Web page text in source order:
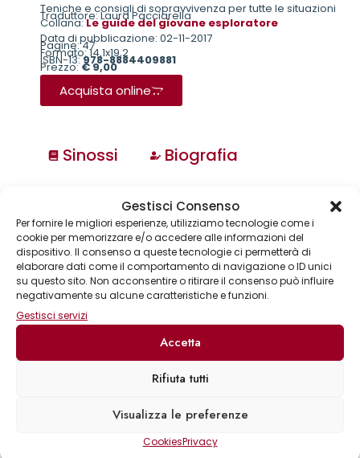
Gestisci Consenso
Per fornire le migliori esperienze, utilizziamo tecnologie come i
cookie per memorizzare e/o accedere alle informazioni del
dispositivo. Il consenso a queste tecnologie ci permetterà di
elaborare dati come il comportamento di navigazione o ID unici
su questo sito. Non acconsentire o ritirare il consenso può influire
negativamente su alcune caratteristiche e funzioni.
Gestisci servizi
Accetta
Rifiuta tutti
Visualizza le preferenze
CookiesPrivacy
Teniche e consigli di sopravvivenza per tutte le situazioni
Traduttore: Laura Pacciarella
Collana:Le guide del giovane esploratore
Data di pubblicazione: 02-11-2017
Pagine: 47
Formato: 14,1x19,2
ISBN-13:978-8884409881
Prezzo:€ 9,00
Acquista online
Sinossi Biografia
Annuari & Guide
Astronomia & dintorni
Bear Grylls adventures
Biblioteca delle arti
Biblioteca gastronomica
Cinema e miti
Crimen
Dialoghi
Dizionari Gremese